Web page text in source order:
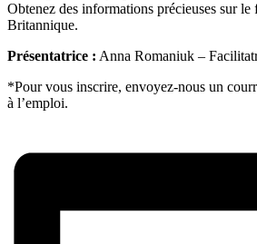
Obtenez des informations précieuses sur
Britannique.
Présentatrice : Anna Romaniuk –
*Pour vous inscrire, envoyez-nous un
à l’emploi.